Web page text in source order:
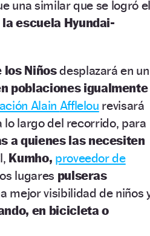
una similar que se logró el
la escuela Hyundai-
Niñosdesplazará en un
poblaciones igualmente
Alain Afflelou revisará
lo largo del recorrido, para
a quienes las necesiten
Kumho, proveedor de
lugares pulseras
mejor visibilidad de niños
en bicicleta o